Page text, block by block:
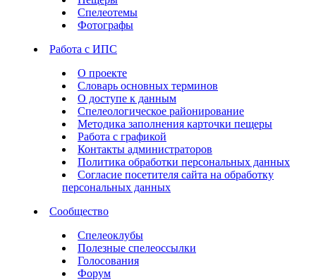
Спелеотемы
Фотографы
Работа с ИПС
О проекте
Словарь основных терминов
О доступе к данным
Спелеологическое районирование
Методика заполнения карточки пещеры
Работа с графикой
Контакты администраторов
Политика обработки персональных данных
Согласие посетителя сайта на обработку
персональных данных
Сообщество
Спелеоклубы
Полезные спелеоссылки
Голосования
Форум